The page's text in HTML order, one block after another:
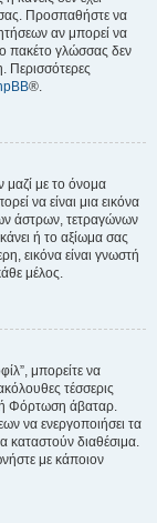
Προσπαθήστε να
αν μπορεί να
πακέτο γλώσσας δεν
Περισσότερες
®.
μαζί με το όνομα
να είναι μια εικόνα
άστρων, τετραγώνων
ή το αξίωμα σας
εικόνα είναι γνωστή
μέλος.
μπορείτε να
τέσσερις
Φόρτωση άβαταρ.
να ενεργοποιήσει τα
καταστούν διαθέσιμα.
με κάποιον